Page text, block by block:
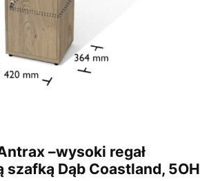
–wysoki regał
Dąb Coastland, 5OH